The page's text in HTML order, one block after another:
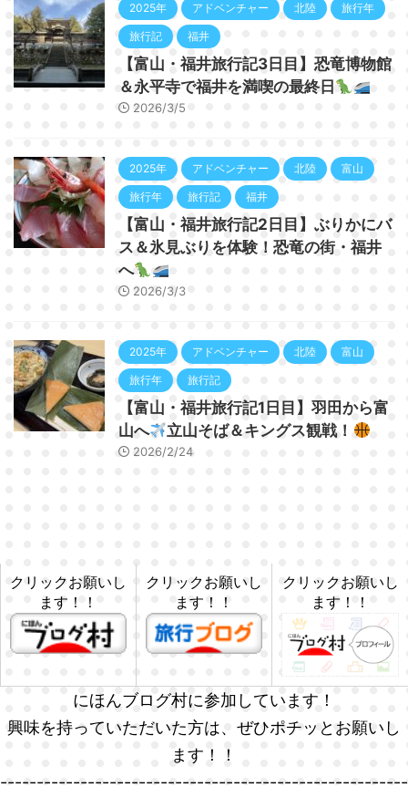
2025年 アドベンチャー 北陸 旅行年
旅行記 福井
【富山・福井旅行記3日目】恐竜博物館
＆永平寺で福井を満喫の最終日
2026/3/5
2025年 アドベンチャー 北陸 富山
旅行年 旅行記 福井
【富山・福井旅行記2日目】ぶりかにバ
ス＆氷見ぶりを体験！恐竜の街・福井
へ
2026/3/3
2025年 アドベンチャー 北陸 富山
旅行年 旅行記
【富山・福井旅行記1日目】羽田から富
山へ
立山そば＆キングス観戦！
2026/2/24
クリックお願いし
ます！！
クリックお願いし
ます！！
クリックお願いし
ます！！
にほんブログ村に参加しています！
興味を持っていただいた方は、ぜひポチッとお願いし
ます！！
--------------------------------------------------------